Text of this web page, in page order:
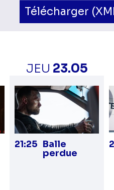
Télécharger
JEU 23.05
21:25 Balle
perdue